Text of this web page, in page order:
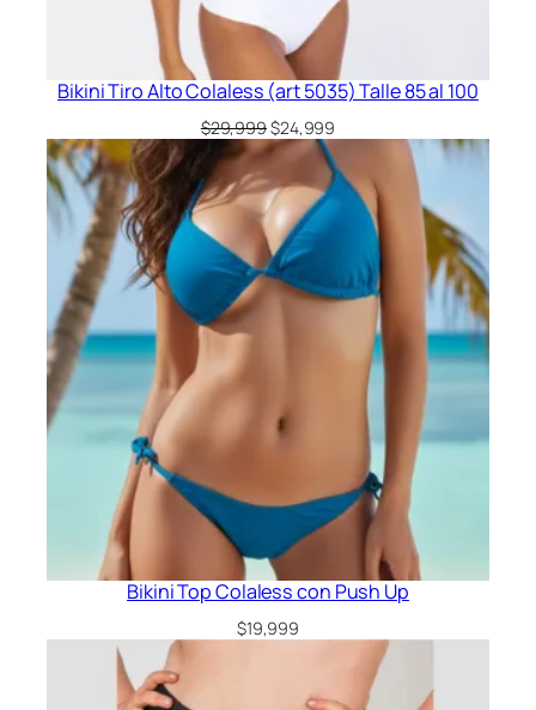
Bikini Tiro Alto Colaless (art 5035) Talle 85 al 100
$29,999El
precio
era:
$29,999.
$24,999
actual
es:
$24,999.
Bikini Top Colaless con Push Up
$19,999